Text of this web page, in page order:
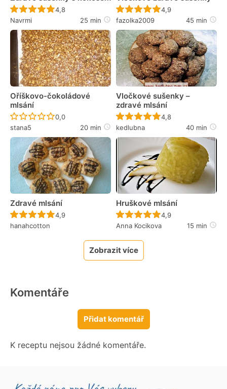
Recept ještě nebyl hodnocen
4,8
Navrmi
25 min
Recept ještě nebyl
4,9
fazolka2009
45 min
Oříškovo-čokoládové
mlsání
Recept ještě nebyl hodnocen
0,0
stana5
20 min
Vločkové sušenky –
zdravé mlsání
Recept ještě nebyl
4,8
kedlubna
40 min
Zdravé mlsání
Recept ještě nebyl hodnocen
4,9
hanahcotton
Hruškové mlsání
Recept ještě nebyl
4,9
Anna Kocikova
15 min
Zobrazit více
Komentáře
Přidat komentář
K receptu nejsou žádné komentáře.